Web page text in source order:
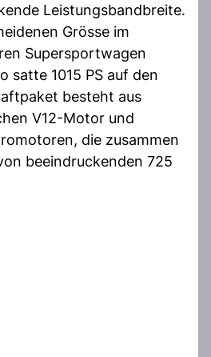
Leistungsbandbreite.
Grösse im
Supersportwagen
satte 1015 PS auf den
besteht aus
V12-Motor und
die zusammen
beeindruckenden 725